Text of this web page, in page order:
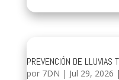
PREVENCIÓN DE LLUVIAS
por 7DN | Jul 29, 2026 |